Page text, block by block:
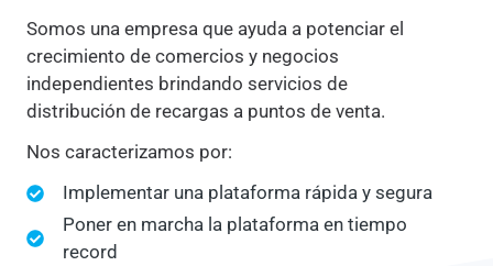
Somos una empresa que ayuda a potenciar el
crecimiento de comercios y negocios
independientes brindando servicios de
distribución de recargas a puntos de venta.
Nos caracterizamos por:
Implementar una plataforma rápida y segura
Poner en marcha la plataforma en tiempo
record